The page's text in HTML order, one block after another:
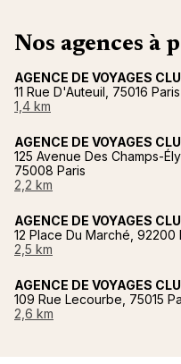
Nos agences à
AGENCE DE VOYAGES
11 Rue D'Auteuil, 75016 Paris
1,4 km
AGENCE DE VOYAGES
125 Avenue Des Champs-
75008 Paris
2,2 km
AGENCE DE VOYAGES
12 Place Du Marché, 92200
2,5 km
AGENCE DE VOYAGES
109 Rue Lecourbe, 75015
2,6 km